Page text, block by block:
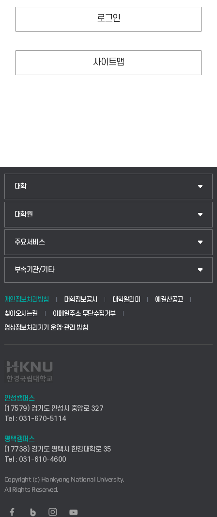
로그인
사이트맵
대학
인문융합공공인재학부
법경영학부
생명공학부
사회안전시스템공학부
컴퓨터응용수학부
ICT로봇기계공학부
전자전기공학부
디자인건축융합학부
AI융합학부
대학원
일반대학원
산업대학원
공공정책대학원
교육대학원
주요서비스
입학안내
웹메일
학사시스템(전문학사 및 전공심화)
사이버캠퍼스(전문학사 및 전공심화)
시설바로처리서비스
연구실안전관리시스템
산학연구관리시스템
찾아오시는길(평택)
부속기관/기타
중앙도서관
학생생활관(안성)
산학협력단
취업지원센터
창업지원센터
현장실습지원센터
개인정보처리방침 대학정보공시 대학알리미
예결산공고
찾아오시는길
이메일주소 무단수집거부
영상정보처리기기 운영·관리 방침
안성캠퍼스
(17579) 경기도 안성시 중앙로 327
Tel : 031-670-5114
평택캠퍼스
(17738) 경기도 평택시 한경대학로 35
Tel : 031-610-4600
Copyright (c) Hankyong National University.
All Rights Reserved.